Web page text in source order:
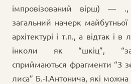
імпровізований вірш) — .,
загальний начерк
архітектурі і т.п., а відтак і в
інколи як “шкіц”,
сприймаються фрагменти “З
лиса” Б.-І.Антонича, які